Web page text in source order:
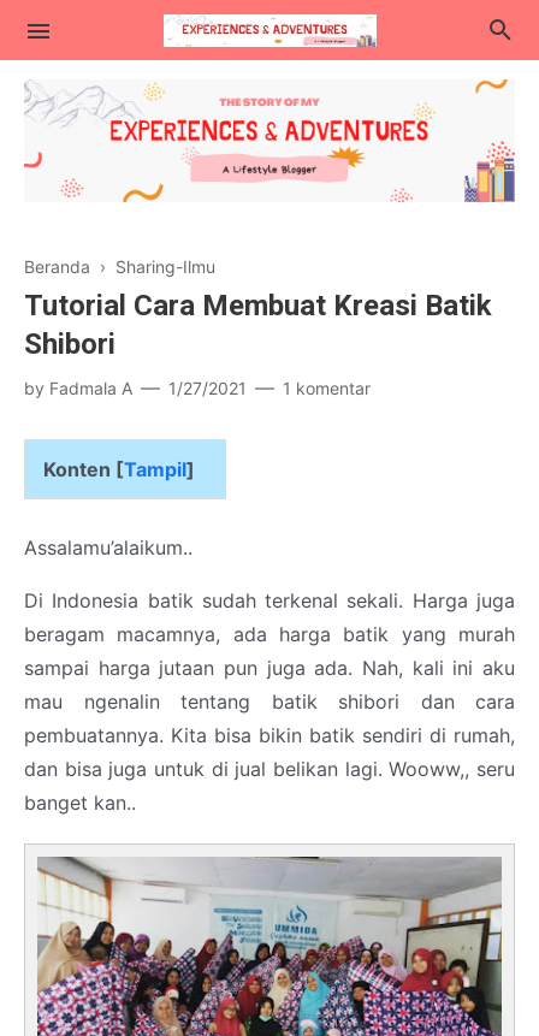
Kuliner
Traveling
Blogging & Teknologi
Parenting
Beranda › Sharing-Ilmu
Tutorial Cara Membuat Kreasi Batik
Shibori
by Fadmala A 1/27/2021 1 komentar
Konten [Tampil]
Assalamu’alaikum..
Di Indonesia batik sudah terkenal sekali. Harga juga
beragam macamnya, ada harga batik yang murah
sampai harga jutaan pun juga ada. Nah, kali ini aku
mau ngenalin tentang batik shibori dan cara
pembuatannya. Kita bisa bikin batik sendiri di rumah,
dan bisa juga untuk di jual belikan lagi. Wooww,, seru
banget kan..